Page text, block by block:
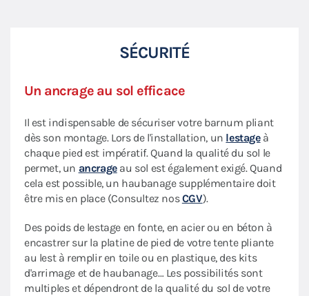
SÉCURITÉ
Un ancrage au sol efficace
Il est indispensable de sécuriser votre barnum pliant
dès son montage. Lors de l'installation, un lestageà
chaque pied est impératif. Quand la qualité du sol le
permet, un ancrageau sol est également exigé. Quand
cela est possible, un haubanage supplémentaire doit
être mis en place (Consultez nosCGV).
Des poids de lestage en fonte, en acier ou en béton à
encastrer sur la platine de pied de votre tente pliante
au lest à remplir en toile ou en plastique, des kits
d'arrimage et de haubanage… Les possibilités sont
multiples et dépendront de la qualité du sol de votre